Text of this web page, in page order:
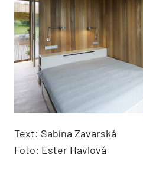
Text: Sabína Zavarská
Foto: Ester Havlová